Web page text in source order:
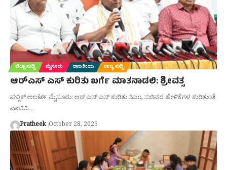
ಜಿಲ್ಲಾ ಸುದ್ದಿ ಮೈಸೂರು ರಾಜಕೀಯ ರಾಜ್ಯ ಸುದ್ದಿ
ಆರ್‌ಎಸ್ ಎಸ್ ಕುರಿತು ಖರ್ಗೆ ಮಾತನಾಡಲಿ: ಶ್ರೀವತ್ಸ
ಪಬ್ಲಿಕ್ ಅಲರ್ಟ್ ಮೈಸೂರು: ಆರ್ ಎಸ್ ಎಸ್ ಕುರಿತು ಸಿಎಂ, ಸಚಿವರ ಹೇಳಿಕೆಗಳ ಕುರಿತುಂತೆ
ಎಐಸಿಸಿ…
Pratheek October 28, 2025